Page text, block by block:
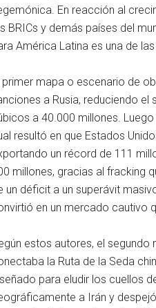
En reacción al
BRICs y demás países del
América Latina es una de
primer mapa o escenario de
a Rusia, reduciendo
a 40.000 millones.
resultó en que Estados
un récord de 111
millones, gracias al fracking
un déficit a un superávit
en un mercado cautivo
estos autores, el
la Ruta de la Seda
para eludir los cuellos
a Irán y